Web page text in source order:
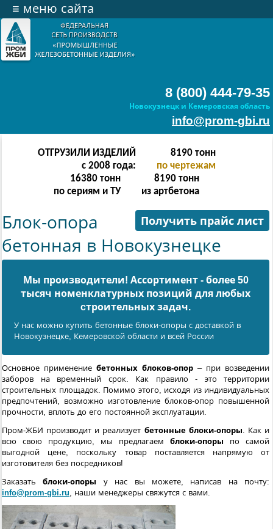
8 (800) 444-79-35
Новокузнецк и Кемеровская область
info@prom-gbi.ru
≡ меню сайта
ОТГРУЗИЛИ ИЗДЕЛИЙ
с 2008 года:
16382тонн
по чертежам
16380 тонн
по сериям и ТУ
8190 тонн
из артбетона
Получить прайс лист
Блок-опора
бетонная в Новокузнецке
Мы производители! Ассортимент - более 50
тысяч номенклатурных позиций для любых
cтроительных задач.
У нас можно купить бетонные блоки-опоры с доставкой в
Новокузнецке, Кемеровской области и всей России
Основное применение бетонных блоков-опор – при возведении
заборов на временный срок. Как правило - это территории
строительных площадок. Помимо этого, исходя из индивидуальных
предпочтений, возможно изготовление блоков-опор повышенной
прочности, вплоть до его постоянной эксплуатации.
Пром-ЖБИ производит и реализует бетонные блоки-опоры . Как и
всю свою продукцию, мы предлагаем блоки-опоры по самой
выгодной цене, поскольку товар поставляется напрямую от
изготовителя без посредников!
Заказатьблоки-опоры у нас вы можете, написав на почту:
info@prom-gbi.ru , наши менеджеры свяжутся с вами.